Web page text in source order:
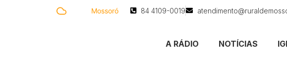
Mossoró 84 4109-0019
A RÁDIO NOTÍCIAS